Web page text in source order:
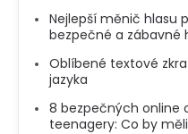
Nejlepší měnič hlasu
bezpečné a zábavné
Oblíbené textové
jazyka
8 bezpečných
teenagery: Co by